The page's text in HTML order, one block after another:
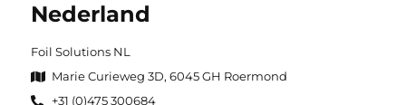
Nederland
Foil Solutions NL
Marie Curieweg 3D, 6045 GH Roermond
+31 (0)475 300684